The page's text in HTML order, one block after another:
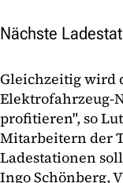
Nächste
Gleichzeitig wird
Elektrofahrzeug-
profitieren", so
Mitarbeitern der
Ladestationen
Ingo Schönberg,